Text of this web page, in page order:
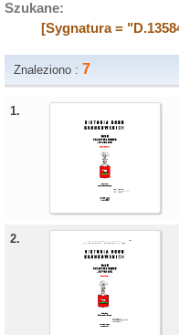
Szukane:
[Sygnatura =
Znaleziono :7
1.
2.